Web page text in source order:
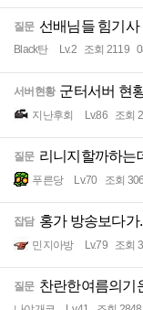
질문 선배님들 힘기사
Black탄 Lv.2 조회 2119
서버현황 군터서버 현
지난후회 Lv.86 조회
질문 리니지할까하는
푸른당 Lv.70 조회
잡담 홍가 방송보다가
민지아방 Lv.79 조회
질문 찬란한여름의기